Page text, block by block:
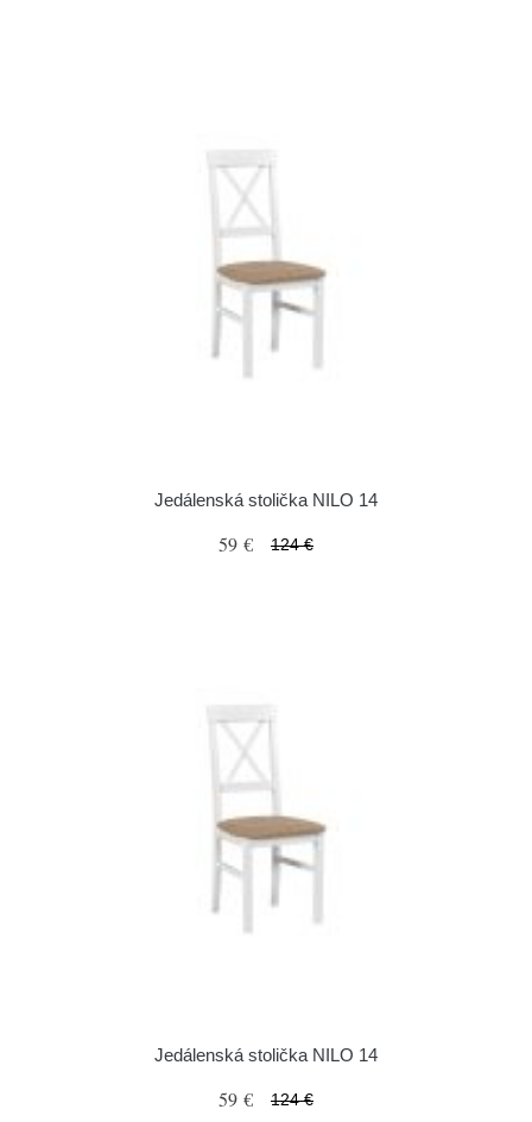
Jedálenská stolička NILO 14
59 € 124 €
Jedálenská stolička NILO 14
59 € 124 €